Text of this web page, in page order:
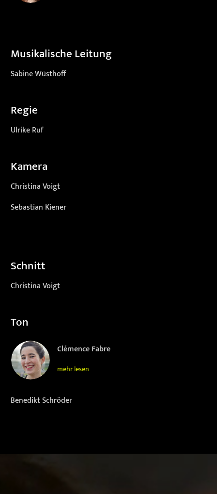
Musikalische Leitung
Sabine Wüsthoff
Regie
Ulrike Ruf
Kamera
Christina Voigt
Sebastian Kiener
Schnitt
Christina Voigt
Ton
Clémence Fabre
mehr lesen
Benedikt Schröder